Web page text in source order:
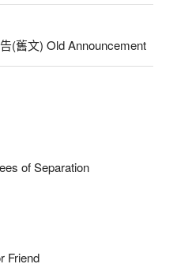
(舊文) Old Announcement
of Separation
Friend